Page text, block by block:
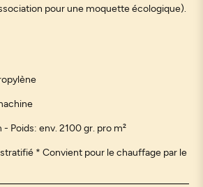
pour une moquette écologique).
- Poids: env. 2100 gr. pro m²
* Convient pour le chauffage par le